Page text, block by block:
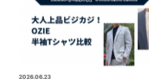
2026.06.23